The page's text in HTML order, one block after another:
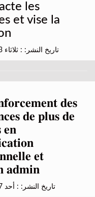
les
et vise la
تاريخ النشر: : ثلاثاء 23 ديسمبر 2025
𝐝𝐞𝐬
𝐝𝐞 𝐩𝐥𝐮𝐬 𝐝𝐞
𝐞𝐧
𝐞𝐭
𝐚𝐝𝐦𝐢𝐧
تاريخ النشر: : أحد 07 ديسمبر 2025